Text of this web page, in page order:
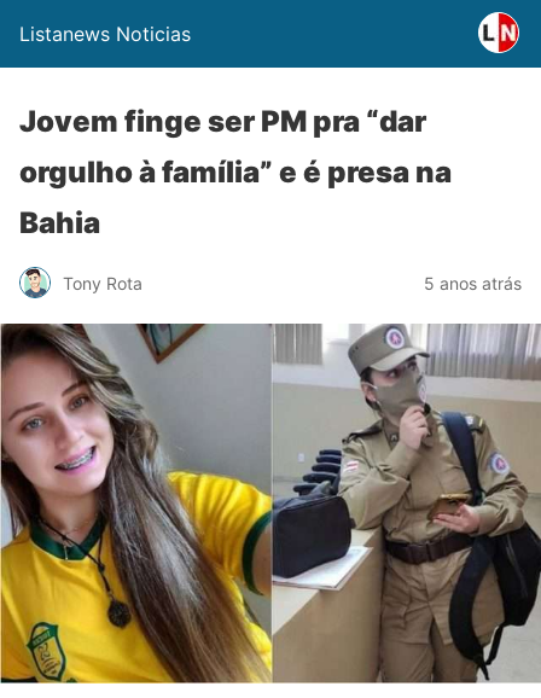
Listanews Noticias
Jovem finge ser PM pra “dar
orgulho à família” e é presa na
Bahia
Tony Rota 5 anos atrás